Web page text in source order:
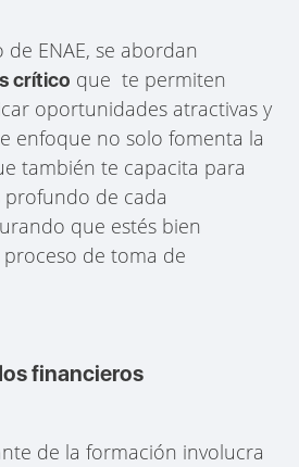
ENAE, se abordan
crítico que te permiten
oportunidades atractivas y
enfoque no solo fomenta la
también te capacita para
profundo de cada
que estés bien
de toma de
financieros
de la formación involucra